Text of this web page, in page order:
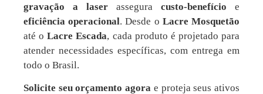
gravação a laser assegura custo-benefício e
eficiência operacional. Desde o Lacre Mosquetão
até oLacre Escada, cada produto é projetado para
atender necessidades específicas, com entrega em
todo o Brasil.
Solicite seu orçamento agora e proteja seus ativos